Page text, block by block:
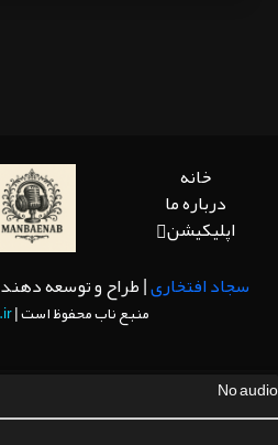
No audio
خانه
درباره ما
اپلیکیشن
سجاد افتخاری| طراح و توسعه
منبع ناب محفوظ است |